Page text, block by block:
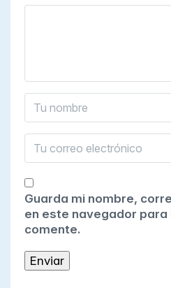
Guarda mi nombre,
en este navegador para
comente.